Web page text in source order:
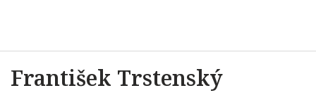
František Trstenský